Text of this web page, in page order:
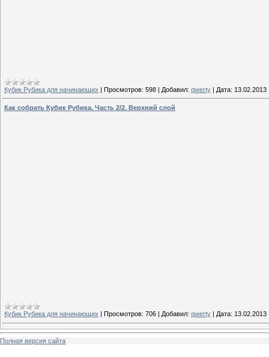
Кубик Рубика для начинающих | Просмотров: 598 | Добавил: qwerty | Дата: 13.02.2013
Как собрать Кубик Рубика. Часть 2/2. Верхний слой
Кубик Рубика для начинающих Просмотров: 706 Добавил: qwerty Дата: 13.02.2013
Полная версия сайта